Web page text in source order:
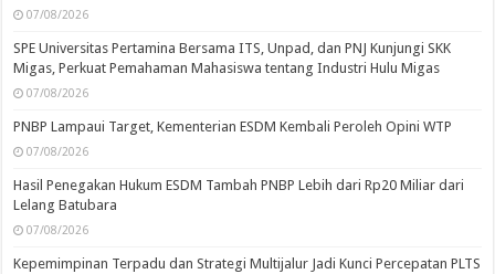
07/08/2026
SPE Universitas Pertamina Bersama ITS, Unpad, dan PNJ Kunjungi SKK
Migas, Perkuat Pemahaman Mahasiswa tentang Industri Hulu Migas
07/08/2026
PNBP Lampaui Target, Kementerian ESDM Kembali Peroleh Opini WTP
07/08/2026
Hasil Penegakan Hukum ESDM Tambah PNBP Lebih dari Rp20 Miliar dari
Lelang Batubara
07/08/2026
Kepemimpinan Terpadu dan Strategi Multijalur Jadi Kunci Percepatan PLTS